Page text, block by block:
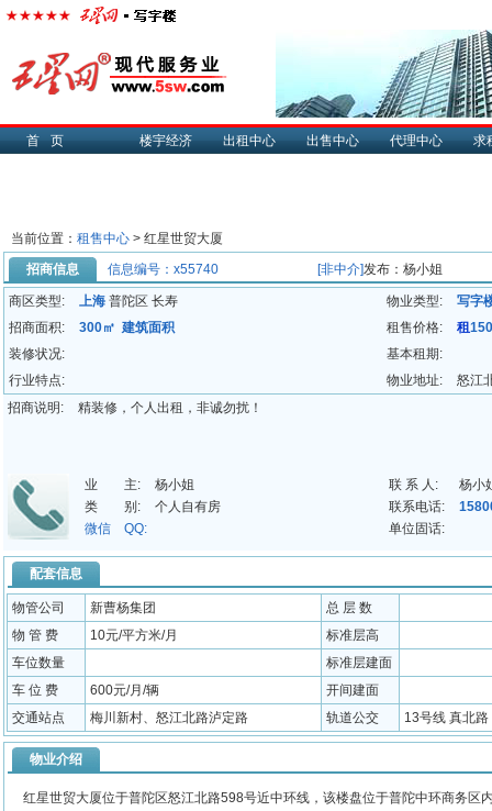
首页 楼宇经济 出租中心 出售中心 代理中心 求
当前位置： 租售中心 > 红星世贸大厦
招商信息
信息编号：x55740 [非中介]发布：杨小姐
商区类型: 上海 普陀区 长寿 物业类型:
写字
招商面积:
300㎡ 建筑面积 租售价格: 租
装修状况:
基本租期:
行业特点:
物业地址:
怒江
招商说明:
精装修，个人出租，非诚勿扰！
业 主: 杨小姐 联 系 人:
杨小
类 别:
个人自有房 联系电话:
微信 QQ:
单位固话:
配套信息
物管公司 新曹杨集团
总 层 数
物 管 费
10元/平方米/月
标准层高
车位数量
标准层建面
车 位 费
600元/月/辆
开间建面
交通站点
梅川新村、怒江北路泸定路 轨道公交 13号线 真北
物业介绍
红星世贸大厦位于普陀区怒江北路598号近中环线，该楼盘位于普陀中环商务区